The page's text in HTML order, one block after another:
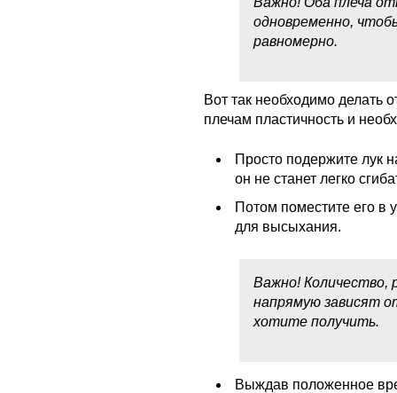
одновременно,
равномерно.
Вот так необходимо делать
плечам пластичность и
Просто подержите лук
он не станет легко
Потом поместите его в
для высыхания.
Важно! Количество,
напрямую зависят
хотите получить.
Выждав положенное